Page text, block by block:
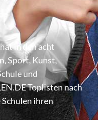
in den acht
Sport, Kunst,
und
Toplisten nach
ihren